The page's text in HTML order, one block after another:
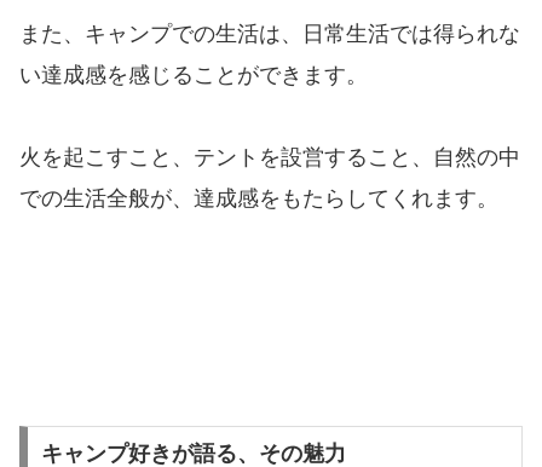
また、キャンプでの生活は、日常生活では得られな
い達成感を感じることができます。
火を起こすこと、テントを設営すること、自然の中
での生活全般が、達成感をもたらしてくれます。
キャンプ好きが語る、その魅力